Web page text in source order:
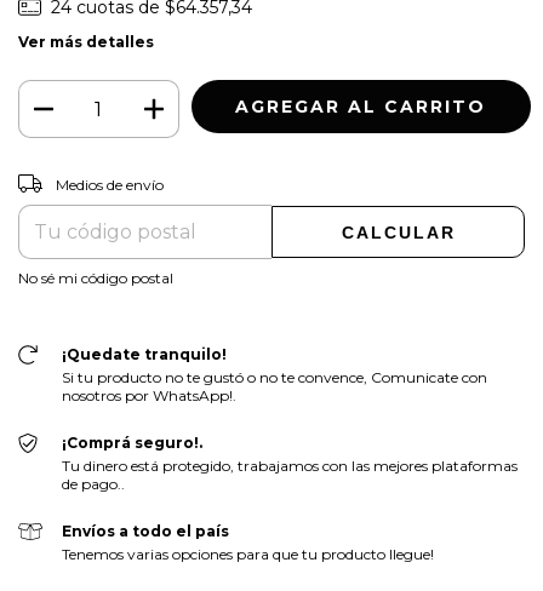
24 cuotas de $64.357,34
Ver más detalles
Entregas para el CP:
Medios de envío
CALCULAR
No sé mi código postal
¡Quedate tranquilo!
Si tu producto no te gustó o no te convence, Comunicate con
nosotros por WhatsApp!.
¡Comprá seguro!.
Tu dinero está protegido, trabajamos con las mejores plataformas
de pago..
Envíos a todo el país
Tenemos varias opciones para que tu producto llegue!